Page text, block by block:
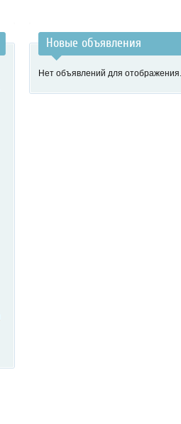
Новые объявления
Нет объявлений для отображения.